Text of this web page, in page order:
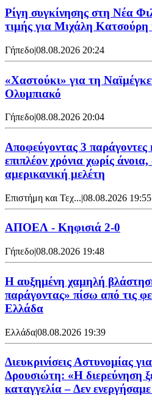
Ρίγη συγκίνησης στη Νέα
τιμής για Μιχάλη
Γήπεδο|08.08.2026 20:24
«Χαστούκι» για τη
Ολυμπιακό
Γήπεδο|08.08.2026 20:04
Αποφεύγοντας 3 παράγοντες
επιπλέον χρόνια χωρίς
αμερικανική μελέτη
Επιστήμη και Τεχ...|08.08.2026 19:55
ΑΠΟΕΛ - Κηφισιά 2-0
Γήπεδο|08.08.2026 19:48
Η αυξημένη χαμηλή
παράγοντας» πίσω από τις
Ελλάδα
Ελλάδα|08.08.2026 19:39
Διευκρινίσεις Αστυνομίας
Δρουσιώτη: «Η διερεύνηση
καταγγελία – Δεν